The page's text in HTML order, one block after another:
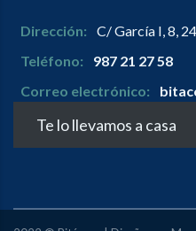
Dirección: C/ García I, 8,
Teléfono:
987 21 27 58
Correo electrónico:
Te lo llevamos a casa